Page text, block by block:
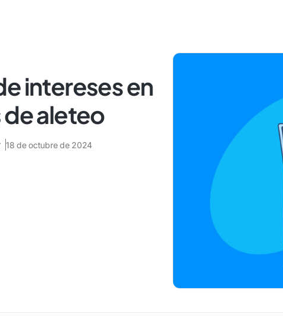
intereses en
aleteo
18 de octubre de 2024